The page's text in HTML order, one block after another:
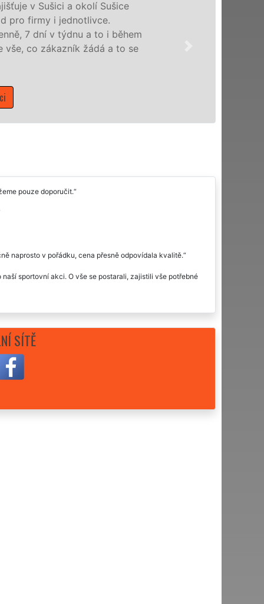
a okolí Sušice
i jednotlivce.
v týdnu a to i během
žádá a to se
pouze doporučit.
naprosto v pořádku, cena přesně odpovídala kvalitě.
sportovní akci. O vše se postarali, zajistili vše potřebné
SÍTĚ